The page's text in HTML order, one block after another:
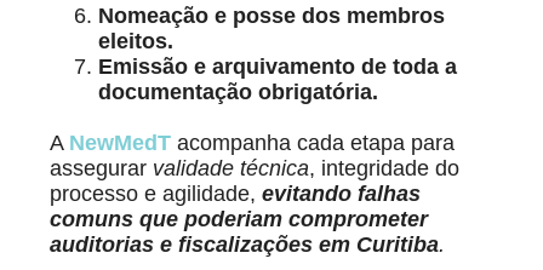
Nomeação e posse dos membros
eleitos.
Emissão e arquivamento de toda a
documentação obrigatória.
A NewMedT acompanha cada etapa para
assegurar validade técnica, integridade do
processo e agilidade,evitando falhas
comuns que poderiam comprometer
auditorias e fiscalizações em Curitiba.